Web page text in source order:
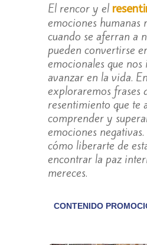
El rencor y el
emociones humanas
cuando se aferran a
pueden convertirse
emocionales que
avanzar en la vida.
exploraremos frases
resentimiento que te
comprender y
emociones
cómo liberarte de
encontrar la paz
mereces.